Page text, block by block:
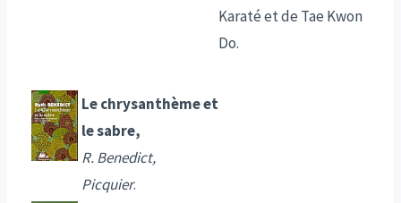
Karaté et de Tae Kwon
Do.
Le chrysanthème et
le sabre,
R. Benedict,
Picquier.